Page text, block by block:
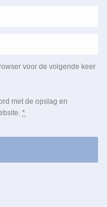
voor de volgende keer
met de opslag en
*